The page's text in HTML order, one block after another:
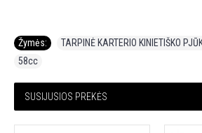
Žymės: TARPINĖ KARTERIO KINIETIŠKO
58cc
SUSIJUSIOS PREKĖS